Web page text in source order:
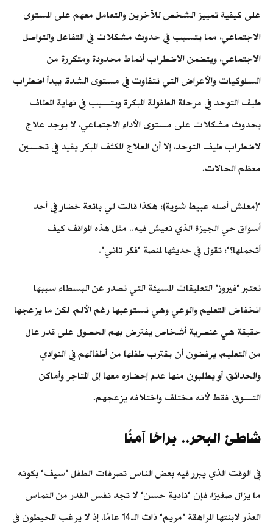
على كيفية تمييز الشخص للآخرين والتعامل معهم على المستوى
الاجتماعي، مما يتسبب في حدوث مشكلات في التفاعل والتواصل
الاجتماعي، ويتضمن الاضطراب أنماط محدودة ومتكررة من
السلوكيات والأعراض التي تتفاوت في مستوى الشدة، يبدأ اضطراب
طيف التوحد في مرحلة الطفولة المبكرة ويتسبب في نهاية المطاف
بحدوث مشكلات على مستوى الأداء الاجتماعي، لا يوجد علاج
لاضطراب طيف التوحد، إلا أن العلاج المكثف المبكر يفيد في تحسين
معظم الحالات.
"(معلش أصله عبيط شوية)؛ هكذا قالت لي بائعة خضار في أحد
أسواق حي الجيزة الذي نعيش فيه.. مثل هذه المواقف كيف
أتحملها؟"؛ تقول في حديثها لمنصة "فكر تاني".
تعتبر "فيروز" التعليقات المسيئة التي تصدر عن البسطاء سببها
انخفاض التعليم والوعي وهي تستوعبها رغم الألم، لكن ما يزعجها
حقيقة هي عنصرية أشخاص يفترض بهم الحصول على قدر عال
من التعليم، يرفضون أن يقترب طفلها من أطفالهم في النوادي
والحدائق، أو يطلبون منها عدم إحضاره معها إلى المتاجر وأماكن
التسوق، فقط لأنه مختلف واختلافه يزعجهم.
شاطئ البحر.. براحًا آمنًا
في الوقت الذي يبرر فيه بعض الناس تصرفات الطفل "سيف" بكونه
ما يزال صغيرًا، فإن "نادية حسن" لا تجد نفس القدر من التماس
العذر لابنتها المراهقة "مريم" ذات الـ14 عامًا، إذ لا يرغب المحيطون في